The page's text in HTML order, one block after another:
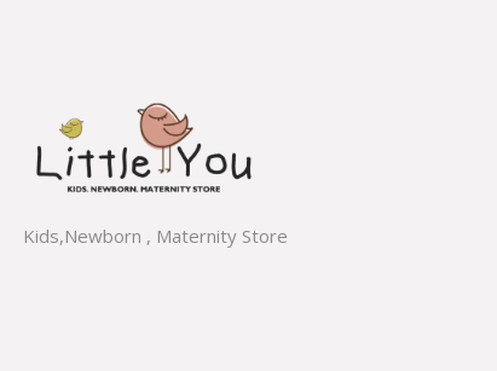
Kids,Newborn , Maternity Store